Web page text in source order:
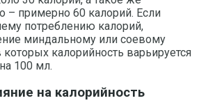
– примерно 60 калорий. Если
потреблению калорий,
миндальному или соевому
которых калорийность варьируется
100 мл.
на калорийность